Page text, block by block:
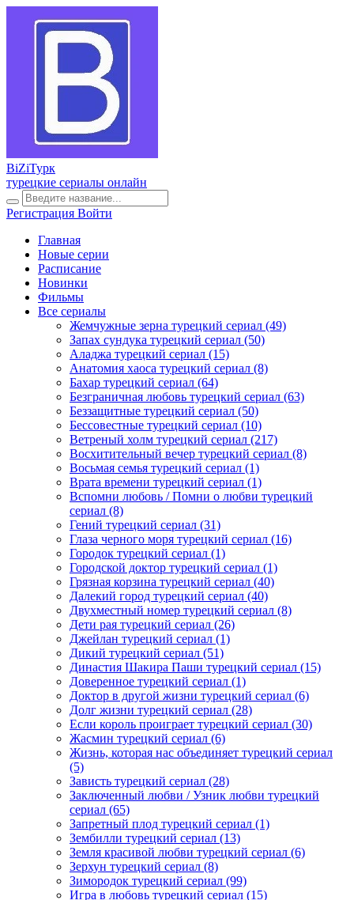
BiZiТурк
турецкие сериалы онлайн
Регистрация Войти
Главная
Новые серии
Расписание
Новинки
Фильмы
Все сериалы
Жемчужные зерна турецкий сериал (49)
Запах сундука турецкий сериал (50)
Аладжа турецкий сериал (15)
Анатомия хаоса турецкий сериал (8)
Бахар турецкий сериал (64)
Безграничная любовь турецкий сериал (63)
Беззащитные турецкий сериал (50)
Бессовестные турецкий сериал (10)
Ветреный холм турецкий сериал (217)
Восхитительный вечер турецкий сериал (8)
Восьмая семья турецкий сериал (1)
Врата времени турецкий сериал (1)
Вспомни любовь / Помни о любви турецкий
сериал (8)
Гений турецкий сериал (31)
Глаза черного моря турецкий сериал (16)
Городок турецкий сериал (1)
Городской доктор турецкий сериал (1)
Грязная корзина турецкий сериал (40)
Далекий город турецкий сериал (40)
Двухместный номер турецкий сериал (8)
Дети рая турецкий сериал (26)
Джейлан турецкий сериал (1)
Дикий турецкий сериал (51)
Династия Шакира Паши турецкий сериал (15)
Доверенное турецкий сериал (1)
Доктор в другой жизни турецкий сериал (6)
Долг жизни турецкий сериал (28)
Если король проиграет турецкий сериал (30)
Жасмин турецкий сериал (6)
Жизнь, которая нас объединяет турецкий сериал
(5)
Зависть турецкий сериал (28)
Заключенный любви / Узник любви турецкий
сериал (65)
Запретный плод турецкий сериал (1)
Зембилли турецкий сериал (13)
Земля красивой любви турецкий сериал (6)
Зерхун турецкий сериал (8)
Зимородок турецкий сериал (99)
Игра в любовь турецкий сериал (15)